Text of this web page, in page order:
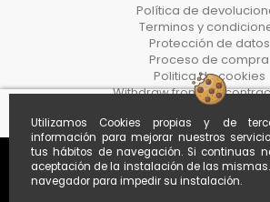
Utilizamos Cookies propias y de
información para mejorar nuestros
tus hábitos de navegación. Si continuas
aceptación de la instalación de las
navegador para impedir su instalación.
Política de
Terminos y
Protección de datos
Proceso de compra
Politica de cookies
Withdraw from the